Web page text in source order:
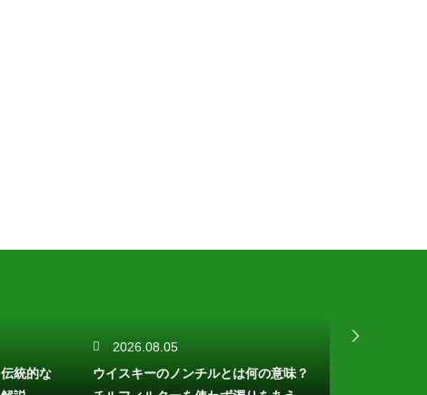
統的な
2026.08.05
ウイスキーのノンチルとは何の意味？